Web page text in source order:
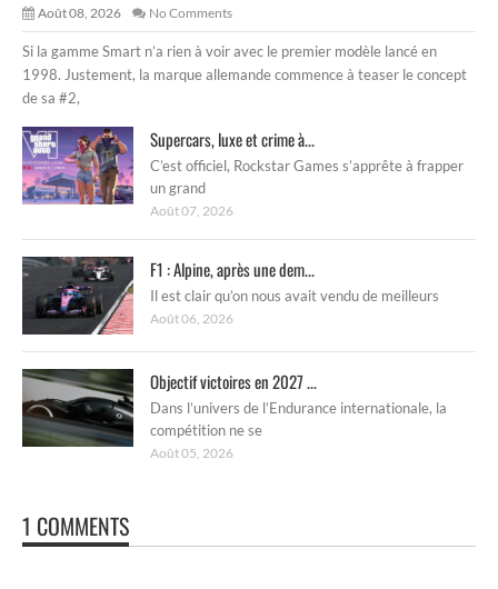
Août 08, 2026 No Comments
Si la gamme Smart n’a rien à voir avec le premier modèle lancé en
1998. Justement, la marque allemande commence à teaser le concept
de sa #2,
Supercars, luxe et crime à...
C’est officiel, Rockstar Games s’apprête à frapper
un grand
Août 07, 2026
F1 : Alpine, après une dem...
Il est clair qu’on nous avait vendu de meilleurs
Août 06, 2026
Objectif victoires en 2027 ...
Dans l’univers de l’Endurance internationale, la
compétition ne se
Août 05, 2026
1 COMMENTS